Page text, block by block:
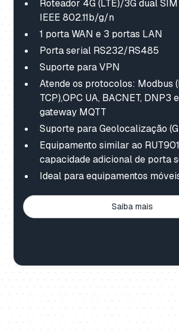
Roteador 4G (LTE)/3G dual
IEEE 802.11b/g/n
1 porta WAN e 3 portas LAN
Porta serial RS232/RS485
Suporte para VPN
Atende os protocolos: Modbus
TCP),OPC UA, BACNET, DNP3
gateway MQTT
Suporte para Geolocalização
Equipamento similar ao
capacidade adicional de porta
Ideal para equipamentos
Saiba mais